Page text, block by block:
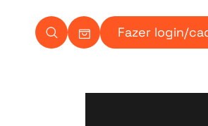
Ícone de pesquisa
Carrinho Ícone
Fazer login/